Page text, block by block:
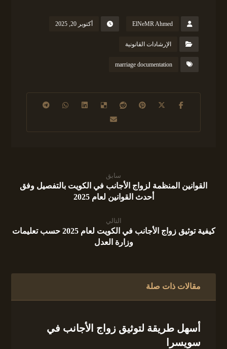
ElNeMR Ahmed أكتوبر 20, 2025
الإرشادات القانونية
marriage documentation
سابق
القوانين المنظمة لزواج الأجانب في الكويت بالتفصيل وفق
أحدث القوانين لعام 2025
التالي
كيفية توثيق زواج الأجانب في الكويت لعام 2025 حسب تعليمات
وزارة العدل
مقالات ذات صلة
أسهل طريقة لتوثيق زواج الأجانب في
سويسرا